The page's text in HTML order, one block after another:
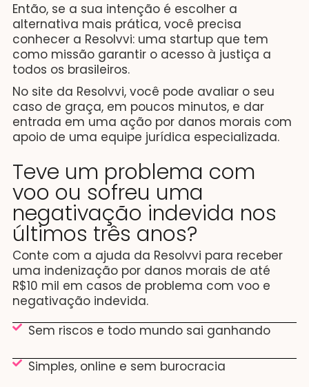
Então, se a sua intenção é escolher a
alternativa mais prática, você precisa
conhecer a Resolvvi: uma startup que tem
como missão garantir o acesso à justiça a
todos os brasileiros.
No site da Resolvvi, você pode avaliar o seu
caso de graça, em poucos minutos, e dar
entrada em uma ação por danos morais com
apoio de uma equipe jurídica especializada.
Teve um problema com
voo ou sofreu uma
negativação indevida nos
últimos três anos?
Conte com a ajuda da Resolvvi para receber
uma indenização por danos morais de até
R$10 mil em casos de problema com voo e
negativação indevida.
Sem riscos e todo mundo sai ganhando
Simples, online e sem burocracia